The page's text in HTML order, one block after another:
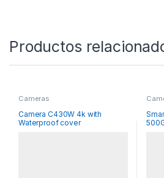
Productos
Cameras
Camera C430W 4k with
Waterproof cover